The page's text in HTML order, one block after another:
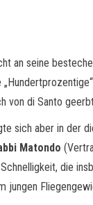
an seine
von di Santo
sich aber in der
Matondo
die